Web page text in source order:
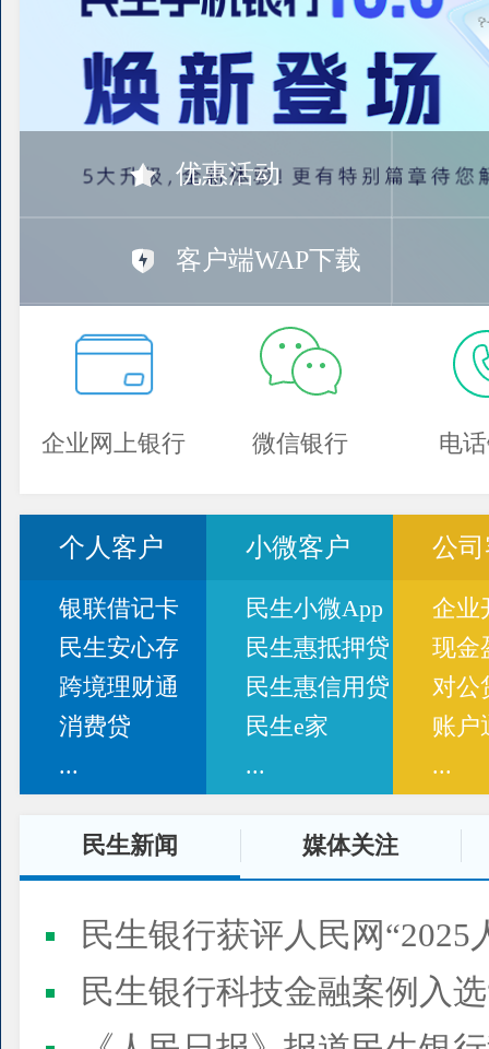
优惠活动
客户端WAP下载
企业网上银行 微信银行 电
个人客户
银联借记卡
民生安心存
跨境理财通
消费贷
...
小微客户
民生小微App
民生惠抵押贷
民生惠信用贷
民生e家
...
公
企业
现金
对公
账户
...
民生新闻 媒体关注
民生银行获评人民网“2025
民生银行科技金融案例入选“2025人民